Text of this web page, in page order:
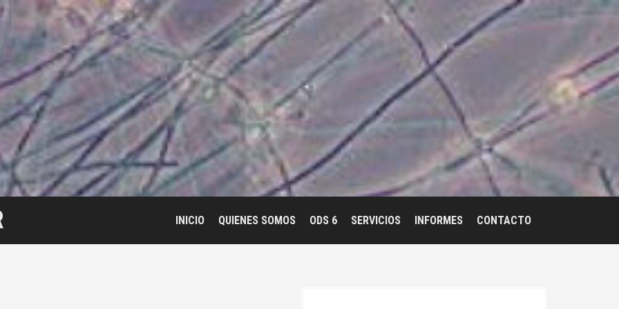
INICIO QUIENES SOMOS ODS 6 SERVICIOS INFORMES CONTACTO